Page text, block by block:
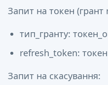
Запит на токен (грант
тип_гранту:
refresh_token:
Запит на скасування: